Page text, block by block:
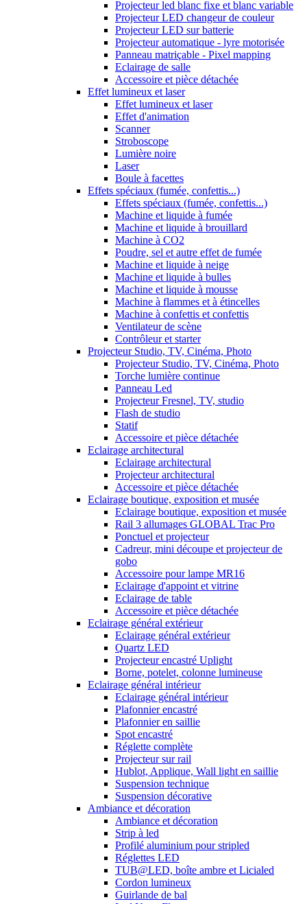
Projecteur led blanc fixe et blanc variable
Projecteur LED changeur de couleur
Projecteur LED sur batterie
Projecteur automatique - lyre motorisée
Panneau matriçable - Pixel mapping
Eclairage de salle
Accessoire et pièce détachée
Effet lumineux et laser
Effet lumineux et laser
Effet d'animation
Scanner
Stroboscope
Lumière noire
Laser
Boule à facettes
Effets spéciaux (fumée, confettis...)
Effets spéciaux (fumée, confettis...)
Machine et liquide à fumée
Machine et liquide à brouillard
Machine à CO2
Poudre, sel et autre effet de fumée
Machine et liquide à neige
Machine et liquide à bulles
Machine et liquide à mousse
Machine à flammes et à étincelles
Machine à confettis et confettis
Ventilateur de scène
Contrôleur et starter
Projecteur Studio, TV, Cinéma, Photo
Projecteur Studio, TV, Cinéma, Photo
Torche lumière continue
Panneau Led
Projecteur Fresnel, TV, studio
Flash de studio
Statif
Accessoire et pièce détachée
Eclairage architectural
Eclairage architectural
Projecteur architectural
Accessoire et pièce détachée
Eclairage boutique, exposition et musée
Eclairage boutique, exposition et musée
Rail 3 allumages GLOBAL Trac Pro
Ponctuel et projecteur
Cadreur, mini découpe et projecteur de
gobo
Accessoire pour lampe MR16
Eclairage d'appoint et vitrine
Eclairage de table
Accessoire et pièce détachée
Eclairage général extérieur
Eclairage général extérieur
Quartz LED
Projecteur encastré Uplight
Borne, potelet, colonne lumineuse
Eclairage général intérieur
Eclairage général intérieur
Plafonnier encastré
Plafonnier en saillie
Spot encastré
Réglette complète
Projecteur sur rail
Hublot, Applique, Wall light en saillie
Suspension technique
Suspension décorative
Ambiance et décoration
Ambiance et décoration
Strip à led
Profilé aluminium pour stripled
Réglettes LED
TUB@LED, boîte ambre et Licialed
Cordon lumineux
Guirlande de bal